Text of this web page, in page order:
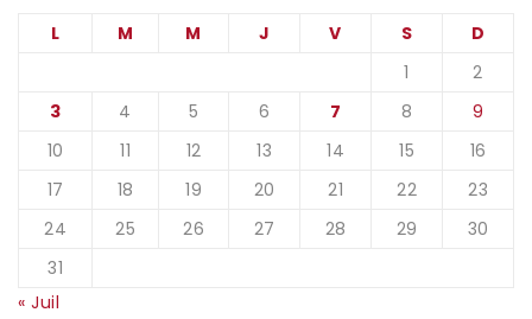
L
M M J V S
D
1
2
3
4 5 6 7 8
9
10
11 12 13 14 15
16
17
18 19 20 21 22
23
24
25 26 27 28 29
30
31
« Juil